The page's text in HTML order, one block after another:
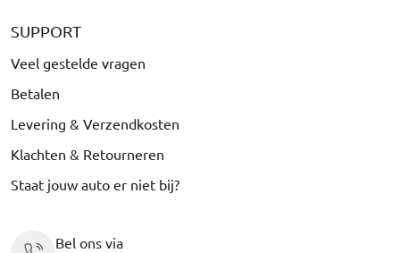
SUPPORT
Veel gestelde vragen
Betalen
Levering & Verzendkosten
Klachten & Retourneren
Staat jouw auto er niet bij?
Bel ons via